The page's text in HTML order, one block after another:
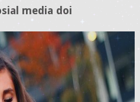
media doi